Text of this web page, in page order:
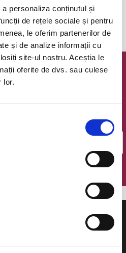
personaliza conținutul și
de rețele sociale și pentru
le oferim partenerilor de
și de analize informații cu
site-ul nostru. Aceștia le
oferite de dvs. sau culese
lor.
a expirat.
@ Bilete.ro